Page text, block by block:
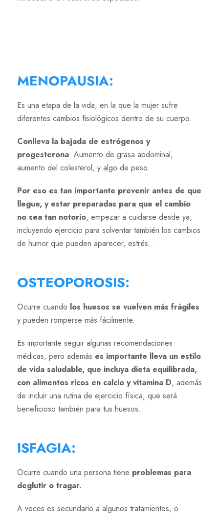
MENOPAUSIA:
Es una etapa de la vida, en la que la mujer sufre
diferentes cambios fisiológicos dentro de su cuerpo.
Conlleva la bajada de estrógenos y
progesterona. Aumento de grasa abdominal,
aumento del colesterol, y algo de peso.
Por eso es tan importante prevenir antes de que
llegue, y estar preparadas para que el cambio
no sea tan notorio, empezar a cuidarse desde ya,
incluyendo ejercicio para solventar también los cambios
de humor que pueden aparecer, estrés…
OSTEOPOROSIS:
Ocurre cuando los huesos se vuelven más frágiles
y pueden romperse más fácilmente.
Es importante seguir algunas recomendaciones
médicas, pero además es importante lleva un estilo
de vida saludable, que incluya dieta equilibrada,
con alimentos ricos en calcio y vitamina D, además
de incluir una rutina de ejercicio física, que será
beneficioso también para tus huesos.
ISFAGIA:
Ocurre cuando una persona tiene problemas para
deglutir o tragar.
A veces es secundario a algunos tratamientos, o